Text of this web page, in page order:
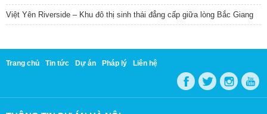
Việt Yên Riverside – Khu đô thị sinh thái đẳng cấp giữa lòng Bắc Giang
Trang chủ Tin tức Dự án Pháp lý Liên hệ